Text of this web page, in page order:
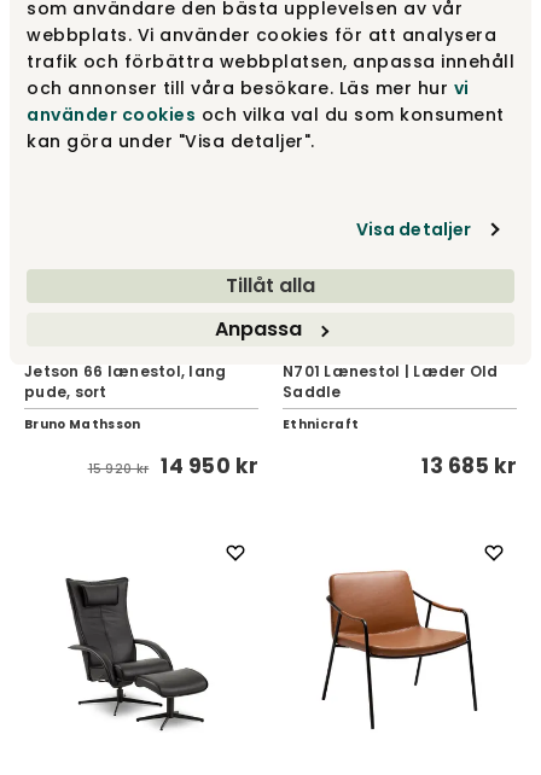
som användare den bästa upplevelsen av vår
webbplats. Vi använder cookies för att analysera
trafik och förbättra webbplatsen, anpassa innehåll
och annonser till våra besökare. Läs mer hur vi
använder cookies och vilka val du som konsument
kan göra under "Visa detaljer".
Visa detaljer
Tillåt alla
Anpassa
14 330 kr 13 950 kr 15 920 kr 14 950 kr
UDSALG
Jetson 66 lænestol, lang
pude, sort
Bruno Mathsson
15 920 kr 14 950 kr
N701 Lænestol | Læder Old
Saddle
Ethnicraft
13 685 kr